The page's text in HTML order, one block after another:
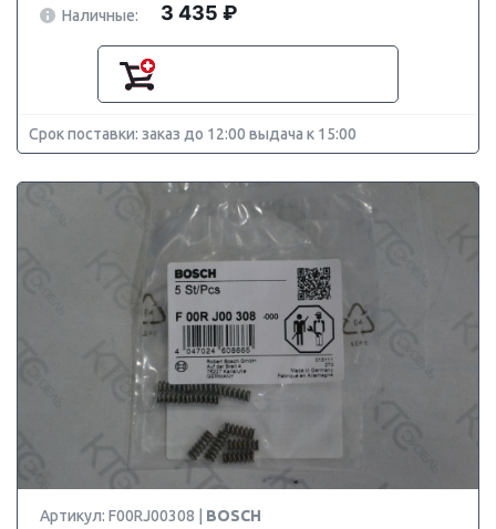
Наличные:
3 435 ₽
Срок поставки: заказ до 12:00 выдача к 15:00
Артикул: F00RJ00308 | BOSCH